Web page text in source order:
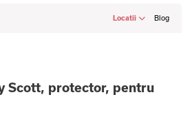
Locatii Blog
Scott, protector, pentru